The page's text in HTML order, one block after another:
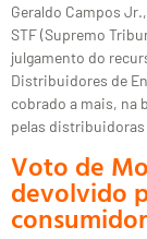
Geraldo Campos
STF (Supremo
julgamento do
Distribuidores de
cobrado a mais, na
pelas
Voto de
devolvido